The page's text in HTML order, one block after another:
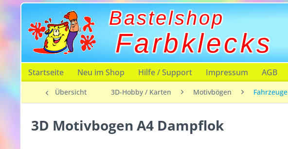
Bastelshop
Farbklecks
Startseite Neu im Shop Hilfe / Support Impressum AGB
Übersicht 3D-Hobby / Karten Motivbögen Fahrzeuge
3D Motivbogen A4 Dampflok